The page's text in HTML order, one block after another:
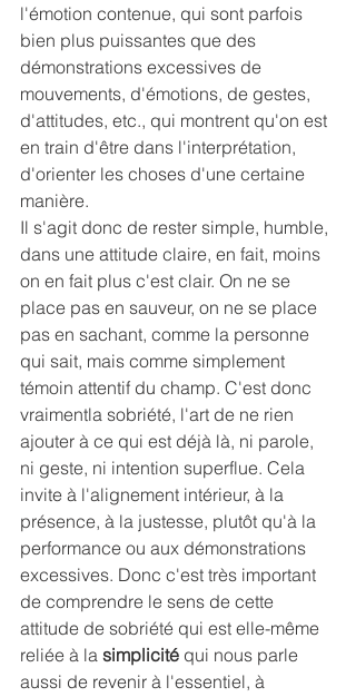
l'émotion contenue, qui sont parfois
bien plus puissantes que des
démonstrations excessives de
mouvements, d'émotions, de gestes,
d'attitudes, etc., qui montrent qu'on est
en train d'être dans l'interprétation,
d'orienter les choses d'une certaine
manière.
Il s'agit donc de rester simple, humble,
dans une attitude claire, en fait, moins
on en fait plus c'est clair. On ne se
place pas en sauveur, on ne se place
pas en sachant, comme la personne
qui sait, mais comme simplement
témoin attentif du champ. C'est donc
vraimentla sobriété, l'art de ne rien
ajouter à ce qui est déjà là, ni parole,
ni geste, ni intention superflue. Cela
invite à l'alignement intérieur, à la
présence, à la justesse, plutôt qu'à la
performance ou aux démonstrations
excessives. Donc c'est très important
de comprendre le sens de cette
attitude de sobriété qui est elle-même
reliée à la simplicité qui nous parle
aussi de revenir à l'essentiel, à